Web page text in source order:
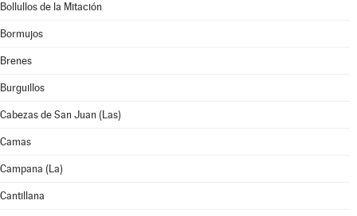
Bollullos de la Mitación
Bormujos
Brenes
Burguillos
Cabezas de San Juan (Las)
Camas
Campana (La)
Cantillana